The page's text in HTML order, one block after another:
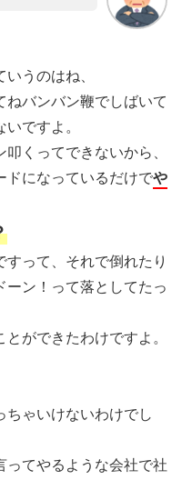
うのはね、
バンバン鞭でしばいて
ですよ。
くってできないから、
ドになっているだけでや
って、それで倒れたり
ン！って落としてたっ
ができたわけですよ。
ゃいけないわけでし
てやるような会社で社